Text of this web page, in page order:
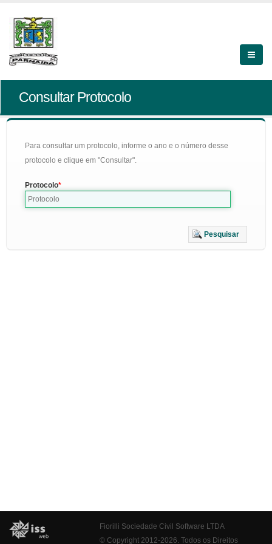
Consultar Protocolo
Para consultar um protocolo, informe o ano e o número desse
protocolo e clique em "Consultar".
Protocolo
Pesquisar
Fiorilli Sociedade Civil Software LTDA
© Copyright 2012-2026. Todos os Direitos